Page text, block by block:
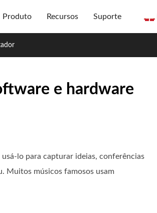
Produto Recursos Suporte
e hardware
usá-lo para capturar ideias, conferências
Muitos músicos famosos usam